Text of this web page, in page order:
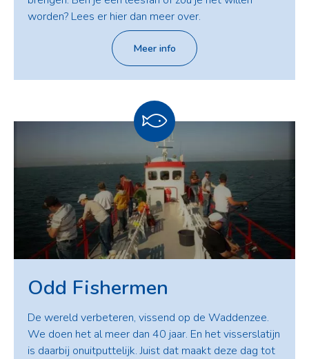
worden? Lees er hier dan meer over.
Meer info
Odd Fishermen
De wereld verbeteren, vissend op de Waddenzee.
We doen het al meer dan 40 jaar. En het visserslatijn
is daarbij onuitputtelijk. Juist dat maakt deze dag tot